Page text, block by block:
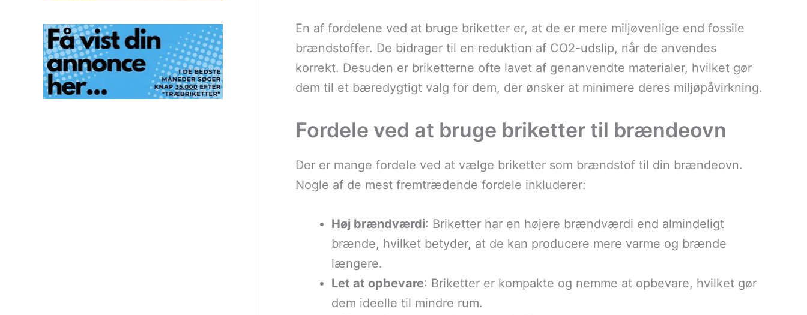
En af fordelene ved at bruge briketter er, at de er mere miljøvenlige end fossile
brændstoffer. De bidrager til en reduktion af CO2-udslip, når de anvendes
korrekt. Desuden er briketterne ofte lavet af genanvendte materialer, hvilket gør
dem til et bæredygtigt valg for dem, der ønsker at minimere deres miljøpåvirkning.
Fordele ved at bruge briketter til brændeovn
Der er mange fordele ved at vælge briketter som brændstof til din brændeovn.
Nogle af de mest fremtrædende fordele inkluderer:
Høj brændværdi: Briketter har en højere brændværdi end almindeligt
brænde, hvilket betyder, at de kan producere mere varme og brænde
længere.
Let at opbevare: Briketter er kompakte og nemme at opbevare, hvilket gør
dem ideelle til mindre rum.